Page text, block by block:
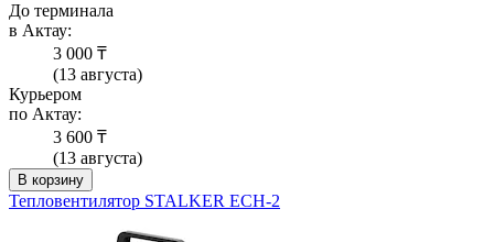
До терминала
в Актау:
3 000 ₸
(13 августа)
Курьером
по Актау:
3 600 ₸
(13 августа)
В корзину
Тепловентилятор STALKER ECH-2